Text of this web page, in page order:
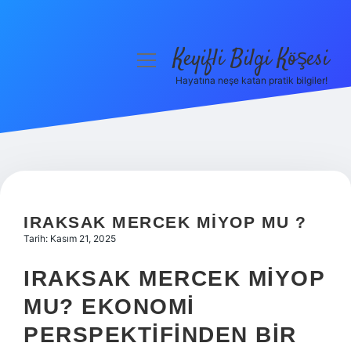
Hakkımızda
menüyüKeyifli Bilgi Köşesi
Hayatına neşe katan pratik bilgiler!
IRAKSAK MERCEK MIYOP MU ?
Tarih: Kasım 21, 2025
IRAKSAK MERCEK MIYOP
MU? EKONOMI
PERSPEKTIFINDEN BIR